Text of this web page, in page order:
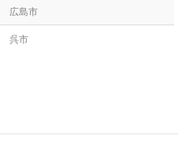
広島市
呉市